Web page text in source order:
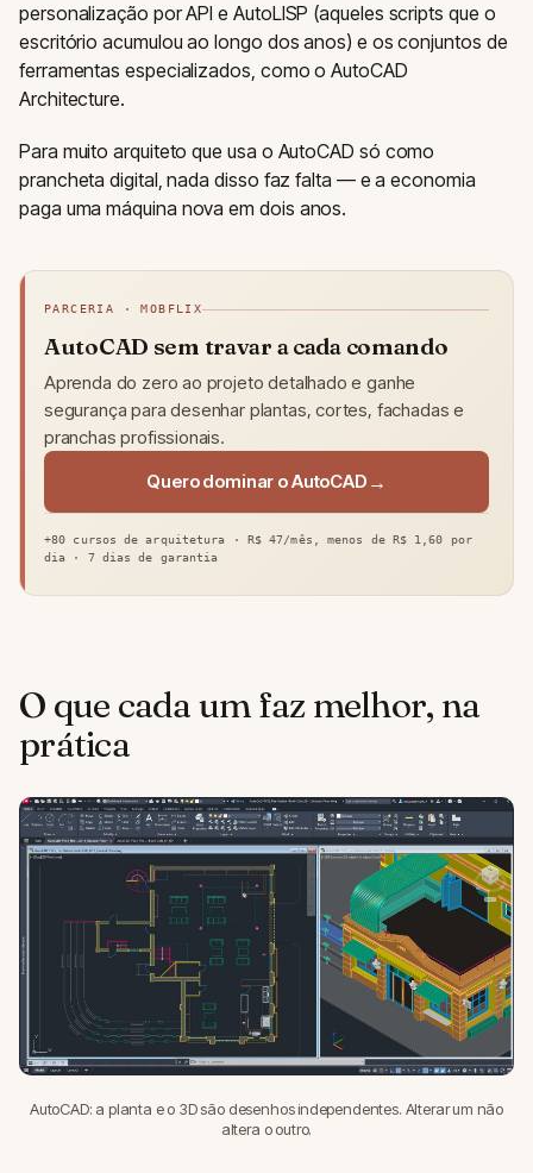
personalização por API e AutoLISP (aqueles scripts que o
escritório acumulou ao longo dos anos) e os conjuntos de
ferramentas especializados, como o AutoCAD
Architecture.
Para muito arquiteto que usa o AutoCAD só como
prancheta digital, nada disso faz falta — e a economia
paga uma máquina nova em dois anos.
PARCERIA · MOBFLIX
AutoCAD sem travar a cada comando
Aprenda do zero ao projeto detalhado e ganhe
segurança para desenhar plantas, cortes, fachadas e
pranchas profissionais.
Quero dominar o AutoCAD
+80 cursos de arquitetura · R$ 47/mês, menos de R$ 1,60 por
dia · 7 dias de garantia
O que cada um faz melhor, na
prática
AutoCAD: a planta e o 3D são desenhos independentes. Alterar um não
altera o outro.